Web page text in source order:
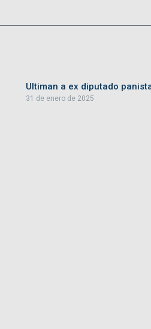
Ultiman a ex diputado
31 de enero de 2025